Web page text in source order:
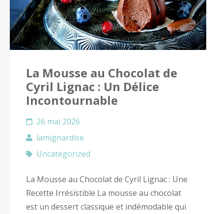
La Mousse au Chocolat de
Cyril Lignac : Un Délice
Incontournable
26 mai 2026
lamignardise
Uncategorized
La Mousse au Chocolat de Cyril Lignac : Une
Recette Irrésistible La mousse au chocolat
est un dessert classique et indémodable qui